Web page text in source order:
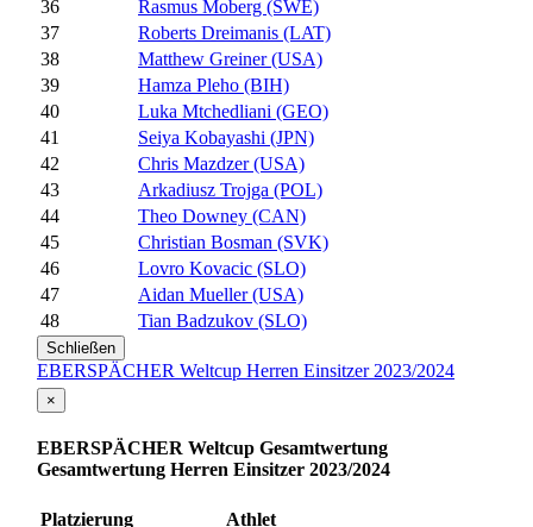
36
Rasmus Moberg (SWE)
37
Roberts Dreimanis (LAT)
38
Matthew Greiner (USA)
39
Hamza Pleho (BIH)
40
Luka Mtchedliani (GEO)
41
Seiya Kobayashi (JPN)
42
Chris Mazdzer (USA)
43
Arkadiusz Trojga (POL)
44
Theo Downey (CAN)
45
Christian Bosman (SVK)
46
Lovro Kovacic (SLO)
47
Aidan Mueller (USA)
48
Tian Badzukov (SLO)
Schließen
EBERSPÄCHER Weltcup Herren Einsitzer 2023/2024
×
EBERSPÄCHER Weltcup Gesamtwertung
Gesamtwertung Herren Einsitzer 2023/2024
Platzierung
Athlet